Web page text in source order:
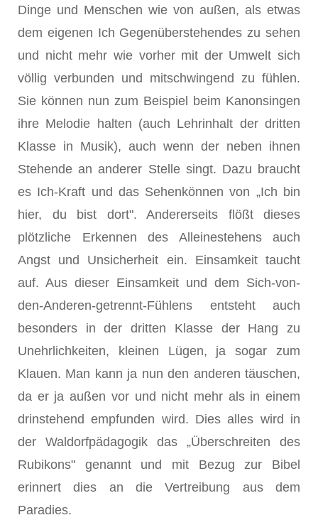
Dinge und Menschen wie von außen, als etwas
dem eigenen Ich Gegenüberstehendes zu sehen
und nicht mehr wie vorher mit der Umwelt sich
völlig verbunden und mitschwingend zu fühlen.
Sie können nun zum Beispiel beim Kanonsingen
ihre Melodie halten (auch Lehrinhalt der dritten
Klasse in Musik), auch wenn der neben ihnen
Stehende an anderer Stelle singt. Dazu braucht
es Ich-Kraft und das Sehenkönnen von „Ich bin
hier, du bist dort". Andererseits flößt dieses
plötzliche Erkennen des Alleinestehens auch
Angst und Unsicherheit ein. Einsamkeit taucht
auf. Aus dieser Einsamkeit und dem Sich-von-
den-Anderen-getrennt-Fühlens entsteht auch
besonders in der dritten Klasse der Hang zu
Unehrlichkeiten, kleinen Lügen, ja sogar zum
Klauen. Man kann ja nun den anderen täuschen,
da er ja außen vor und nicht mehr als in einem
drinstehend empfunden wird. Dies alles wird in
der Waldorfpädagogik das „Überschreiten des
Rubikons" genannt und mit Bezug zur Bibel
erinnert dies an die Vertreibung aus dem
Paradies.